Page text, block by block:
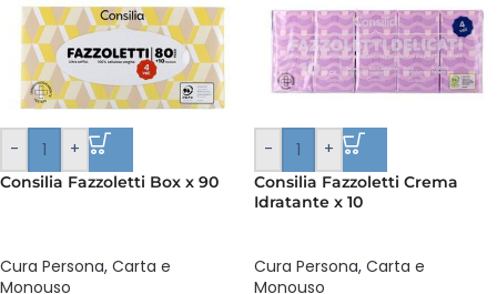
- +
Consilia Fazzoletti Box x 90
Cura Persona, Carta e
Monouso
- +
Consilia Fazzoletti Crema
Idratante x 10
Cura Persona, Carta e
Monouso